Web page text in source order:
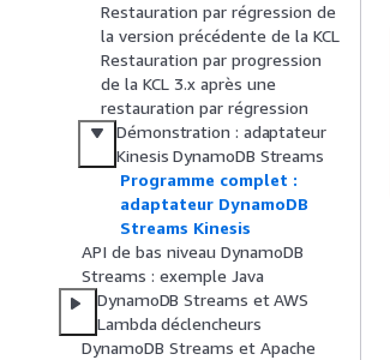
Restauration par régression de
la version précédente de la KCL
Restauration par progression
de la KCL 3.x après une
restauration par régression
Démonstration : adaptateur
Kinesis DynamoDB Streams
Programme complet :
adaptateur DynamoDB
Streams Kinesis
API de bas niveau DynamoDB
Streams : exemple Java
DynamoDB Streams et AWS
Lambda déclencheurs
DynamoDB Streams et Apache